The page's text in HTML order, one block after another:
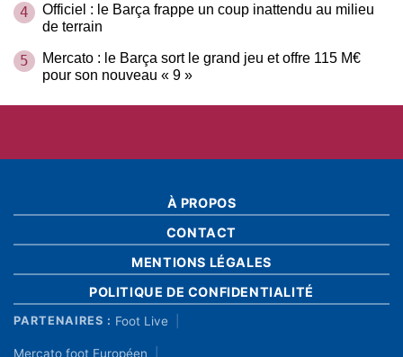
4
Officiel : le Barça frappe un coup inattendu au milieu
de terrain
5
Mercato : le Barça sort le grand jeu et offre 115 M€
pour son nouveau « 9 »
À PROPOS
CONTACT
MENTIONS LÉGALES
POLITIQUE DE CONFIDENTIALITÉ
PARTENAIRES : Foot Live
Mercato foot Européen